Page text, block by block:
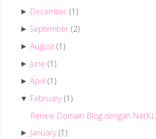
► December (1)
► September (2)
►August (1)
► June (1)
►April (1)
▼ February (1)
Renew Domain Blog dengan NetKL
► January (1)